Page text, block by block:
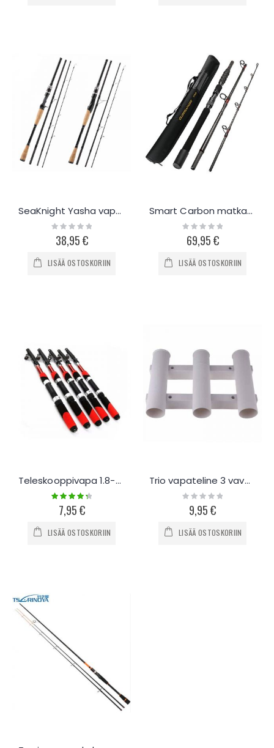
SeaKnight Yasha vapa 2.1m - 2.7m
Rating:
0%
38,95 €
LISÄÄ OSTOSKORIIN
Smart Carbon matkavapa 2.1m
Rating:
0%
69,95 €
LISÄÄ OSTOSKORIIN
Teleskooppivapa 1.8-3.6m
Rating:
90%
7,95 €
LISÄÄ OSTOSKORIIN
Trio vapateline 3 vavalle
Rating:
0%9,95 €
LISÄÄ OSTOSKORIIN